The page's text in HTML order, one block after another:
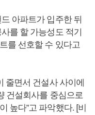
아파트가 입주한 뒤
를 할 가능성도 적기
를 선호할 수 있다고
줄면서 건설사 사이에
건설회사를 중심으로
높다”고 파악했다. [비